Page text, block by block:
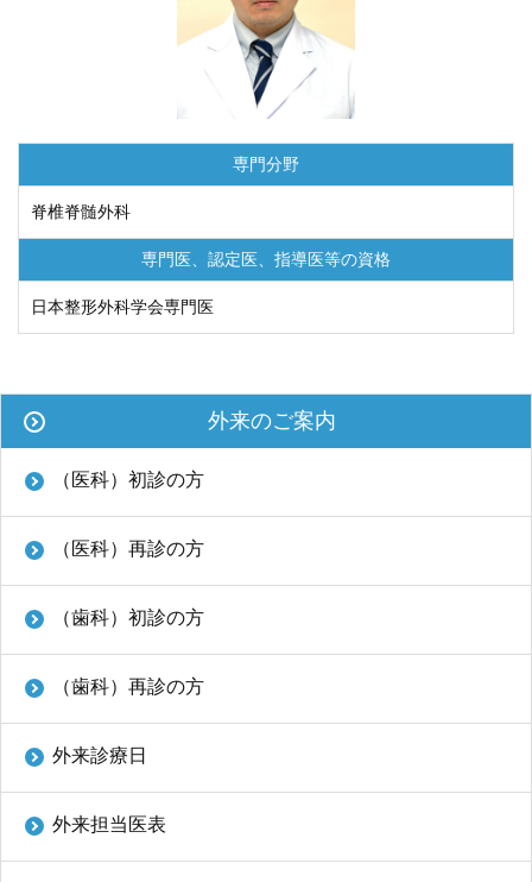
専門分野
脊椎脊髄外科
専門医、認定医、 指導医等の資格
日本整形外科学会専門医
外来のご案内
（医科）初診の方
（医科）再診の方
（歯科）初診の方
（歯科）再診の方
外来診療日
外来担当医表